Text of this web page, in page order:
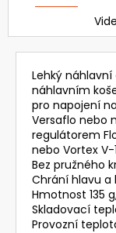
Lehký
náhlavním
pro napojení
Versaflo nebo
regulátorem
nebo Vortex V-
Bez pružného
Chrání hlavu a
Hmotnost 135
Skladovací
Provozní